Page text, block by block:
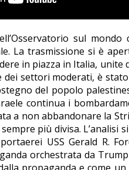
sul
La trasmissione si è
in piazza in Italia,
settori moderati, è
del popolo
continua i
a non abbandonare la
più divisa.
USS Gerald R.
orchestrata da